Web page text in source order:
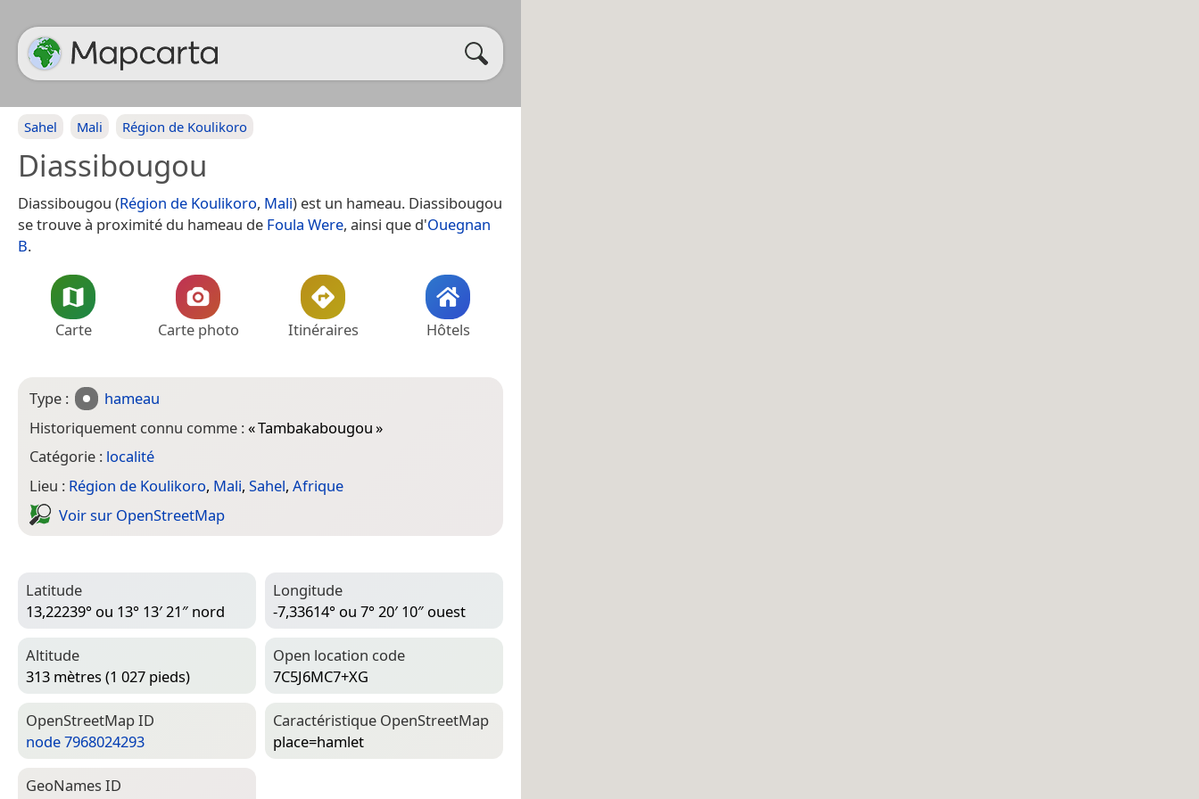
Sahel Mali Région de Koulikoro
Diassibougou
Diassibougou (Région de Koulikoro, Mali) est un hameau. Diassibougou
se trouve à proximité du hameau de Foula Were, ainsi que d'Ouegnan
B.
Carte Carte photo Itinéraires Hôtels
Type :
hameau
Historiquement connu comme :«Tambakabougou»
Catégorie : localité
Lieu : Région de Koulikoro, Mali, Sahel, Afrique
Voir sur Open­Street­Map
Latitude
13,22239° ou 13° 13′ 21″ nord
Longitude
-7,33614° ou 7° 20′ 10″ ouest
Altitude
313 mètres (1 027 pieds)
Open location code
7C5J6MC7+XG
Open­Street­Map ID
node 7968024293
Caractéristique Open­Street­Map
place=­hamlet
Geo­Names ID